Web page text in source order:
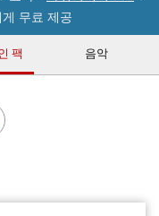
무료 제공
팩 음악